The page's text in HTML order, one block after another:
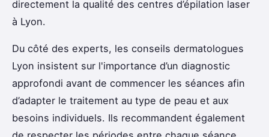
directement la qualité des centres d’épilation laser
à Lyon.
Du côté des experts, les conseils dermatologues
Lyon insistent sur l'importance d’un diagnostic
approfondi avant de commencer les séances afin
d’adapter le traitement au type de peau et aux
besoins individuels. Ils recommandent également